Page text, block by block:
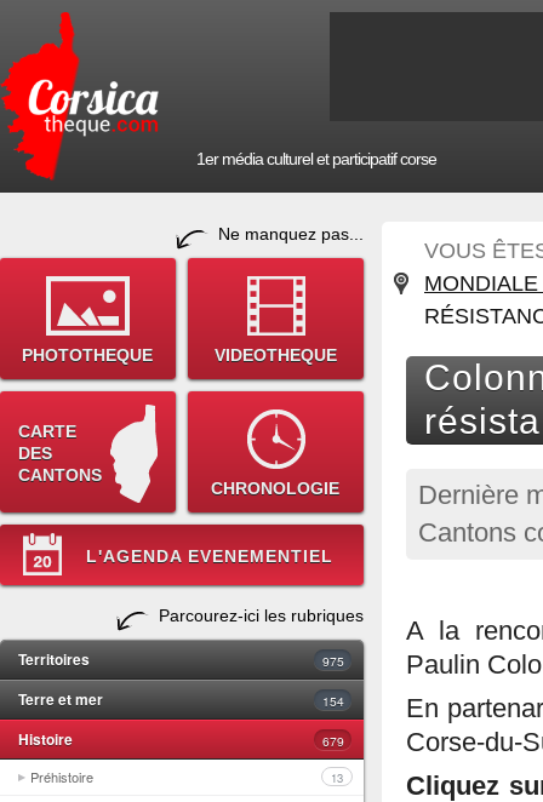
1er média culturel et participatif corse
Ne manquez pas...
PHOTOTHEQUE VIDEOTHEQUE
CARTE
DES
CANTONS
CHRONOLOGIE
L'AGENDA EVENEMENTIEL
Parcourez-ici les rubriques
Territoires 975
Terre et mer 154
Histoire 679
Préhistoire 13
VOUS
Dernière
Cantons
A la
Paulin
En
Corse-du-
Cliquez